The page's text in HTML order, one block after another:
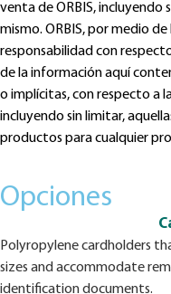
venta de ORBIS, incluyendo
mismo. ORBIS, por medio
responsabilidad con
de la información aquí
o implícitas, con respecto a
incluyendo sin limitar,
productos para cualquier
Opciones
Polyropylene cardholders
sizes and accommodate
identification documents.